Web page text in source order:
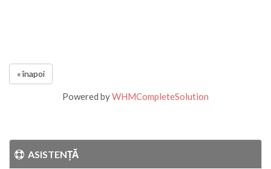
« înapoi
Powered byWHMCompleteSolution
ASISTENȚĂ